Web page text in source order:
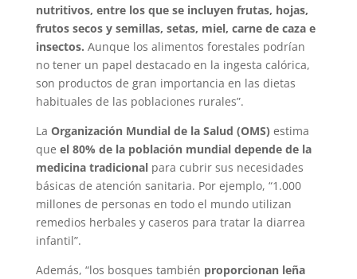
nutritivos, entre los que se incluyen frutas, hojas,
frutos secos y semillas, setas, miel, carne de caza e
insectos. Aunque los alimentos forestales podrían
no tener un papel destacado en la ingesta calórica,
son productos de gran importancia en las dietas
habituales de las poblaciones rurales”.
La Organización Mundial de la Salud (OMS) estima
que el 80% de la población mundial depende de la
medicina tradicionalpara cubrir sus necesidades
básicas de atención sanitaria. Por ejemplo, “1.000
millones de personas en todo el mundo utilizan
remedios herbales y caseros para tratar la diarrea
infantil”.
Además, “los bosques también proporcionan leña